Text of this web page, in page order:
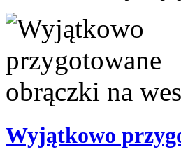
Wyjątkowo